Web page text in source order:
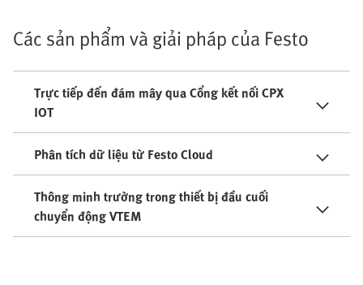
Các sản phẩm và giải pháp của Festo
Trực tiếp đến đám mây qua Cổng kết nối CPX
IOT
Phân tích dữ liệu từ Festo Cloud
Thông minh trường trong thiết bị đầu cuối
chuyển động VTEM